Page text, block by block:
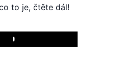
to je, čtěte dál!
Play